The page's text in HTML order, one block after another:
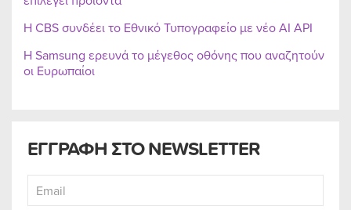
ΕΓΓΡΑΦΗ ΣΤΟ NEWSLETTER
Η CBS συνδέει το Εθνικό Τυπογραφείο με νέο AI API
Η Samsung ερευνά το μέγεθος οθόνης που αναζητούν
οι Ευρωπαίοι